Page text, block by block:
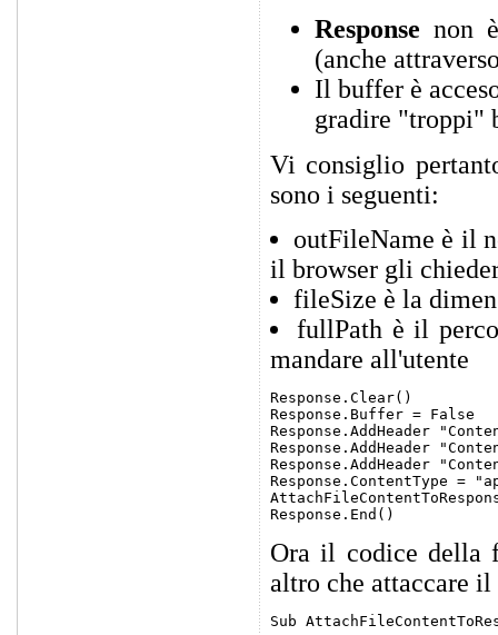
Response non
(anche
Il buffer è
gradire "troppi"
Vi consiglio
sono i seguenti:
outFileName è il
il browser gli
fileSize è la
fullPath è il
mandare all'utente
Response.Clear()
Response.Buffer = False
Response.AddHeader
Response.AddHeader
Response.AddHeader
Response.ContentType =
Ora il codice della
altro che attaccare
Sub